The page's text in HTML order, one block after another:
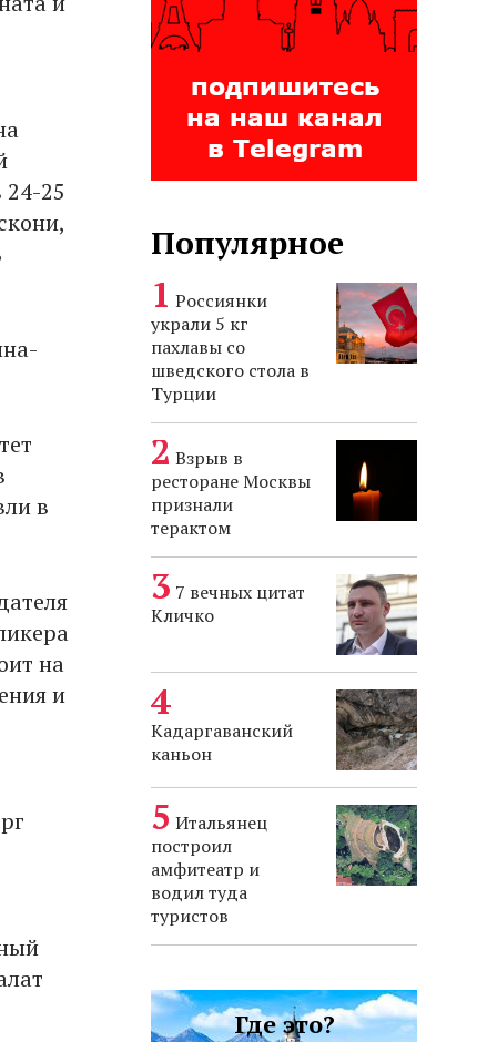
25
в
на
и
Популярное
Россиянки
украли 5 кг
пахлавы со
шведского стола в
Турции
Взрыв в
ресторане Москвы
признали
терактом
7 вечных цитат
Кличко
Кадаргаванский
каньон
Итальянец
построил
амфитеатр и
водил туда
туристов
Где это?